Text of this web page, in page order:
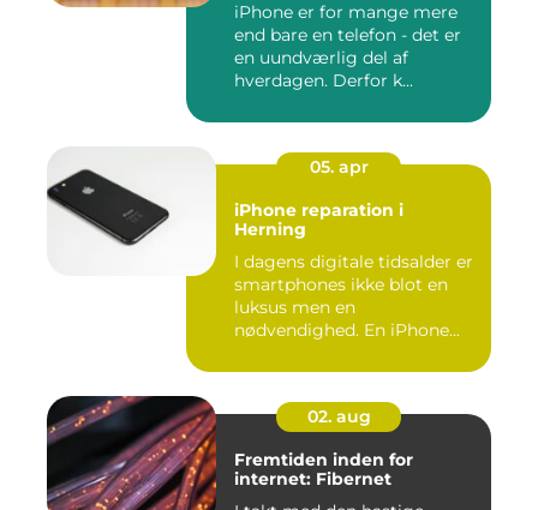
iPhone er for mange mere
end bare en telefon - det er
en uundværlig del af
hverdagen. Derfor k...
05. apr
iPhone reparation i
Herning
I dagens digitale tidsalder er
smartphones ikke blot en
luksus men en
nødvendighed. En iPhone...
02. aug
Fremtiden inden for
internet: Fibernet